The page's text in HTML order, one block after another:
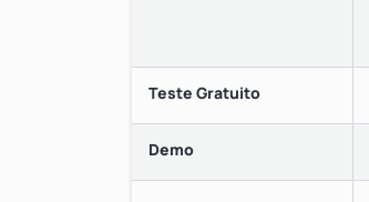
Teste Gratuito
Demo